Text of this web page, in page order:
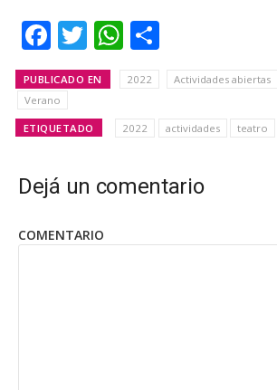
Facebook
TwitterWhatsApp
PUBLICADO EN 2022 Actividades abiertas
Verano
ETIQUETADO 2022 actividades teatro
Dejá un comentario
COMENTARIO